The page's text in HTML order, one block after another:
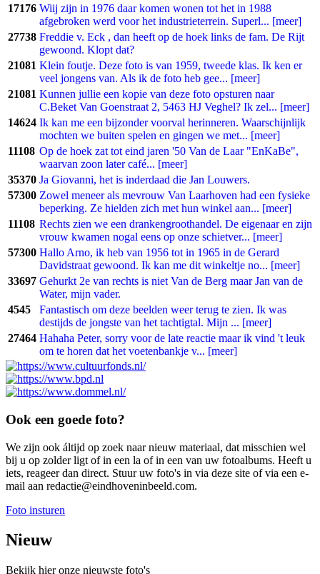
17176 Wiij zijn in 1976 daar komen wonen tot het in 1988
afgebroken werd voor het industrieterrein. Superl... [meer]
27738 Freddie v. Eck , dan heeft op de hoek links de fam. De Rijt
gewoond. Klopt dat?
21081 Klein foutje. Deze foto is van 1959, tweede klas. Ik ken er
veel jongens van. Als ik de foto heb gee... [meer]
21081 Kunnen jullie een kopie van deze foto opsturen naar
C.Beket Van Goenstraat 2, 5463 HJ Veghel? Ik zel... [meer]
14624 Ik kan me een bijzonder voorval herinneren. Waarschijnlijk
mochten we buiten spelen en gingen we met... [meer]
11108 Op de hoek zat tot eind jaren '50 Van de Laar "EnKaBe",
waarvan zoon later café... [meer]
35370 Ja Giovanni, het is inderdaad die Jan Louwers.
57300 Zowel meneer als mevrouw Van Laarhoven had een fysieke
beperking. Ze hielden zich met hun winkel aan... [meer]
11108 Rechts zien we een drankengroothandel. De eigenaar en zijn
vrouw kwamen nogal eens op onze schietver... [meer]
57300 Hallo Arno, ik heb van 1956 tot in 1965 in de Gerard
Davidstraat gewoond. Ik kan me dit winkeltje no... [meer]
33697 Gehurkt 2e van rechts is niet Van de Berg maar Jan van de
Water, mijn vader.
4545
Fantastisch om deze beelden weer terug te zien. Ik was
destijds de jongste van het tachtigtal. Mijn ... [meer]
27464 Hahaha Peter, sorry voor de late reactie maar ik vind 't leuk
om te horen dat het voetenbankje v... [meer]
Ook een goede foto?
We zijn ook áltijd op zoek naar nieuw materiaal, dat misschien wel
bij u op zolder ligt of in een la of in een van uw fotoalbums. Heeft u
iets, reageer dan direct. Stuur uw foto's in via deze site of via een e-
mail aan redactie@eindhoveninbeeld.com.
Foto insturen
Nieuw
Bekijk hier onze nieuwste foto's